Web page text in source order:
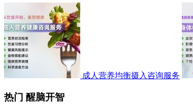
成人营养均衡摄入咨询服务
热门 醒脑开智